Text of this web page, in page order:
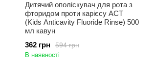
Дитячий ополіскувач для рота з
фторидом проти карієсу ACT
(Kids Anticavity Fluoride Rinse) 500
мл кавун
594 грн
362 грн
В наявності